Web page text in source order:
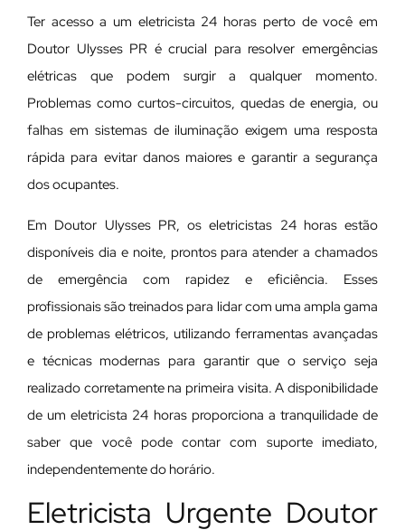
Ter acesso a um eletricista 24 horas perto de você em
Doutor Ulysses PR é crucial para resolver emergências
elétricas que podem surgir a qualquer momento.
Problemas como curtos-circuitos, quedas de energia, ou
falhas em sistemas de iluminação exigem uma resposta
rápida para evitar danos maiores e garantir a segurança
dos ocupantes.
Em Doutor Ulysses PR, os eletricistas 24 horas estão
disponíveis dia e noite, prontos para atender a chamados
de emergência com rapidez e eficiência. Esses
profissionais são treinados para lidar com uma ampla gama
de problemas elétricos, utilizando ferramentas avançadas
e técnicas modernas para garantir que o serviço seja
realizado corretamente na primeira visita. A disponibilidade
de um eletricista 24 horas proporciona a tranquilidade de
saber que você pode contar com suporte imediato,
independentemente do horário.
Eletricista Urgente Doutor